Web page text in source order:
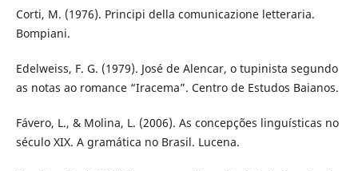
Corti, M. (1976). Principi della comunicazione letteraria.
Bompiani.
Edelweiss, F. G. (1979). José de Alencar, o tupinista segundo
as notas ao romance “Iracema”. Centro de Estudos Baianos.
Fávero, L., & Molina, L. (2006). As concepções linguísticas no
século XIX. A gramática no Brasil. Lucena.